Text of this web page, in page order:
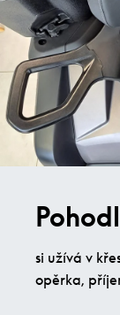
si užívá v
opěrka,